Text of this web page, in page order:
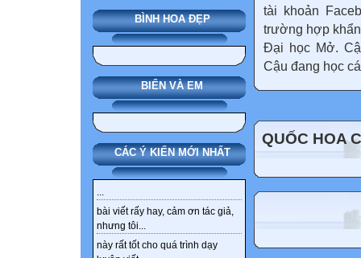
BÌNH HOA ĐẸP
BIỂN VÀ EM
CÁC Ý KIẾN MỚI NHẤT
...
bài viết rấy hay, cảm ơn tác giả,
nhưng tôi...
này rất tốt cho quá trình dạy
tài khoản
trường hợp
Đại học Mở.
Cậu đang học
QUỐC HOA